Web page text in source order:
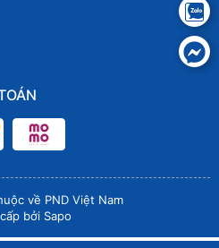
về PND Việt Nam
bởi Sapo